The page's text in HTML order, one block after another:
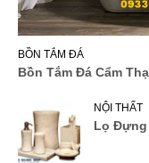
BỒN TẮM ĐÁ
Bồn Tắm Đá Cẩm
NỘI THẤT
Lọ Đựng